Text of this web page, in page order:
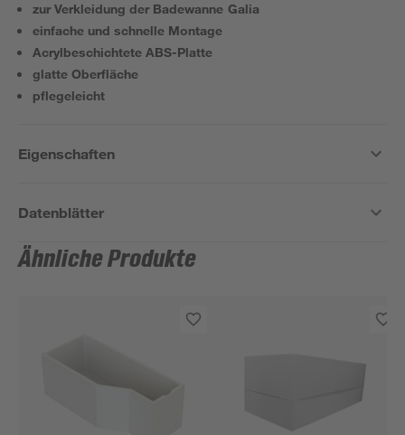
zur Verkleidung der Badewanne Galia
einfache und schnelle Montage
Acrylbeschichtete ABS-Platte
glatte Oberfläche
pflegeleicht
Eigenschaften
Datenblätter
Ähnliche Produkte